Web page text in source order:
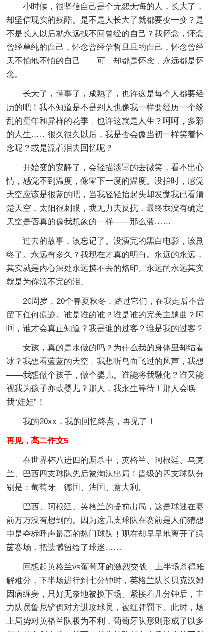
小时候，很坚信自己是个无怨无悔的人，长大了，
却坚信现实的残酷。是不是人长大了就都要变一变？是
不是长大以后就永远找不回曾经的自己？我怀念，怀念
曾经单纯的自己，怀念曾经信誓旦旦的自己，怀念曾经
天不怕地不怕的自己……可，却都是怀念，永远都是怀
念。
长大了，懂事了，成熟了，也许这是每个人都要经
历的吧！我不知道是不是别人也像我一样要经历一个纷
乱的童年和异样的花季，也许这就是人生？呵呵，多彩
的人生……很久很久以后，我是否会像当初一样笑着怀
念呢？或是流着泪去回忆呢？
开始变的安静了，会轻描淡写的去微笑，看不出心
情，感觉不到温度，像零下一度的温度。没抬时，感觉
天空应该是很蓝的吧，当我轻轻抬起头却发觉我已看清
楚天空，太阳很刺眼，我无力去反抗，最终我没有确定
天空是否真的像我想象的一样——那么蓝……
过去的故事，该忘记了。没演完的黑白电影，该剧
终了。永远有多久？我现在才真的明白。永远的永远，
其实就是内心深处永远摸不去的烙印。永远的永远其实
就是为你流不完的泪。
20周岁，20个春夏秋冬，路过它们，在我走后不曾
留下任何痕迹。谁是谁的谁？谁是谁的完美主题曲？呵
呵，谁才会真正知道？我是谁的过客？谁是我的过客？
女孩，真的是水做的吗？为什么我的身体里却结着
冰？我想看蓝蓝的天空，我想听鸟而飞过的风声，我想
——我想做个孩子，做个婴儿。谁能将我融化？谁又能
视我为孩子亦或婴儿？那人，我永生等待！那人会唤
我“娃娃”！
我的20xx，我的回忆终点，再见了！
再见，高二作文5
在世界杯八进四的厮杀中，英格兰、阿根廷、乌克
兰、巴西四支球队先后被淘汰出局！晋级的四支球队分
别是：葡萄牙、德国、法国、意大利。
巴西、阿根廷、英格兰的提前出局，这是球迷在赛
前万万没有想到的。因为这几支球队在赛前是人们猜想
中是夺标呼声最高的热门球队！现在却早早地离开了绿
茵赛场，把遗憾留给了球迷……
回想起英格兰vs葡萄牙的激烈交战，上半场杀得难
解难分，下半场进行到七分钟时，英格兰队长贝克汉姆
因病缠身，只好无奈地被换下场。紧接着几分钟后，主
力队员鲁尼铲倒对方进攻球员，被红牌罚下。此时，场
上局势对英格兰队极为不利，葡萄牙队形则形成了以多